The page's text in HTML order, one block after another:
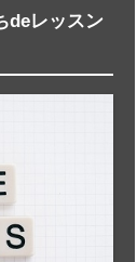
deレッスン